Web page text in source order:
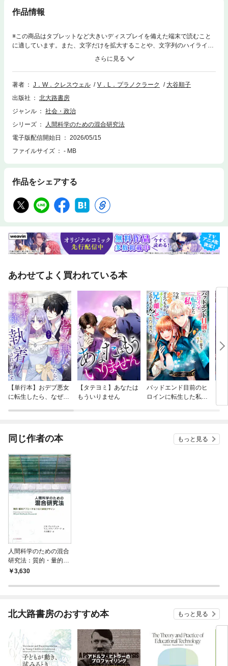
作品情報
※この商品はタブレットなど大きいディスプレイを備えた端末で読むこと
に適しています。また、文字だけを拡大することや、文字列のハイライ
ト、検索、辞書の参照、引用などの機能が使用できません。研究の入口か
ら結論を引き出すまでのプロセスの各段階において，質的・量的アプロー
チでデータを収集・分析・混合し，各々のアプローチの長所を組み合わせ
ることをめざした研究方法論。４つの主な研究デザイン（トライアンギュ
例とともに紹介。
著者 J．W．クレスウェル V．L．プラノクラーク
大谷順子
出版社
北大路書房
ジャンル
社会・政治
シリーズ
人間科学のための混合研究法
電子版配信開始日
2026/05/15
ファイルサイズ
- MB
作品をシェアする
あわせてよく買われている本
【単行本】おデブ悪女
に転生したら、なぜか
【タテヨミ】あなたは
もういりません
バッドエンド目前のヒ
ロインに転生した私、
同じ作者の本 もっと見る
人間科学のための混合
研究法：質的・量的ア
プローチをつなぐ研究
3,630
北大路書房のおすすめ本 もっと見る